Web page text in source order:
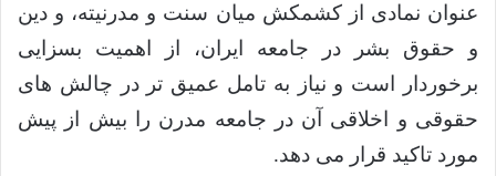
عنوان نمادی از کشمکش میان سنت و مدرنیته، و دین
و حقوق بشر در جامعه ایران، از اهمیت بسزایی
برخوردار است و نیاز به تامل عمیق تر در چالش های
حقوقی و اخلاقی آن در جامعه مدرن را بیش از پیش
مورد تاکید قرار می دهد.